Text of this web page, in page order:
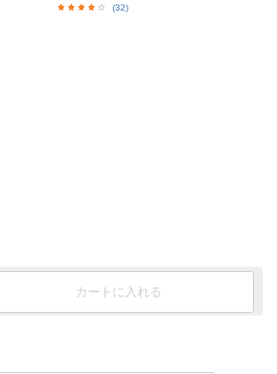
(32)
カートに入れる